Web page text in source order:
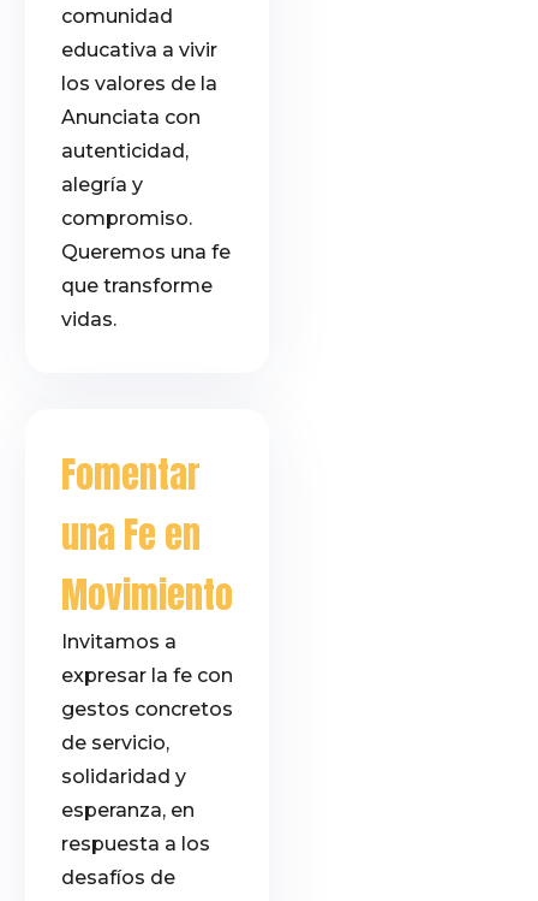
comunidad
educativa a vivir
los valores de la
Anunciata con
autenticidad,
alegría y
compromiso.
Queremos una fe
que transforme
vidas.
Fomentar
una Fe en
Movimiento
Invitamos a
expresar la fe con
gestos concretos
de servicio,
solidaridad y
esperanza, en
respuesta a los
desafíos de